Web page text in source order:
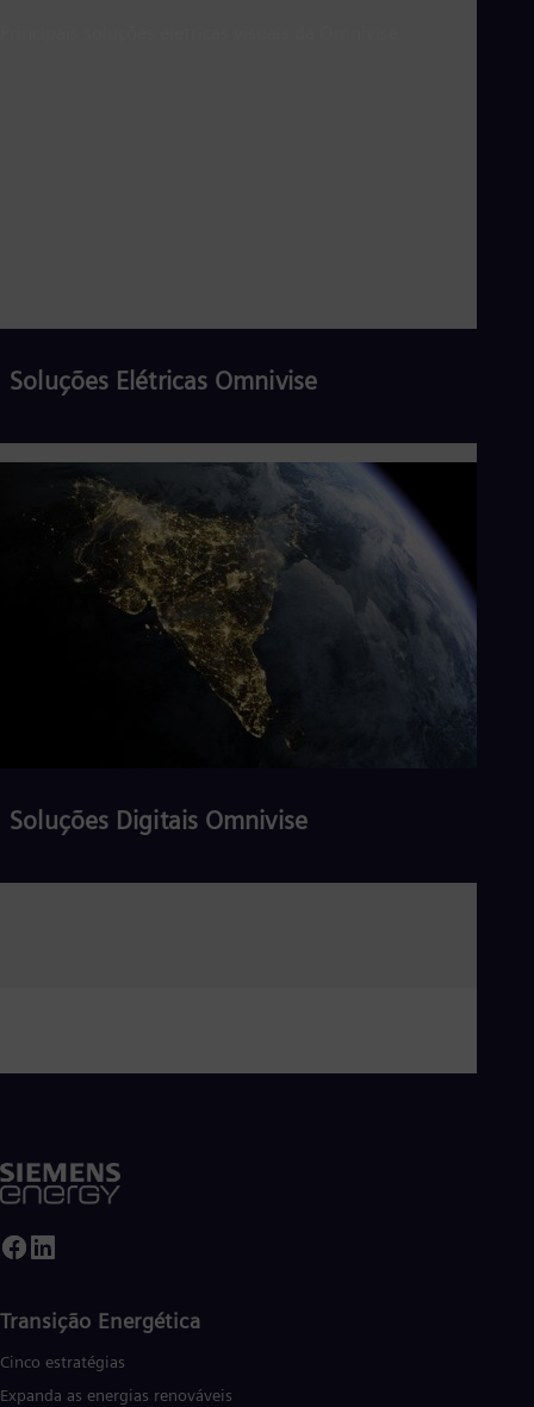
Soluções Elétricas Omnivise
Ler mais
Soluções Digitais Omnivise
Transição Energética
Cinco estratégias
Expanda as energias renováveis